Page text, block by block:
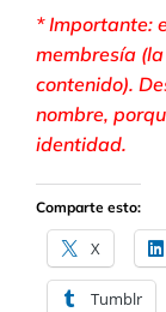
* Importante:
membresía
contenido).
nombre,
identidad.
Comparte esto:
X
Tumblr